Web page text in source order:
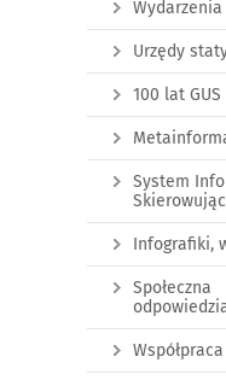
Wydarzenia
Urzędy
100 lat GUS
System
Infografiki,
Społeczna